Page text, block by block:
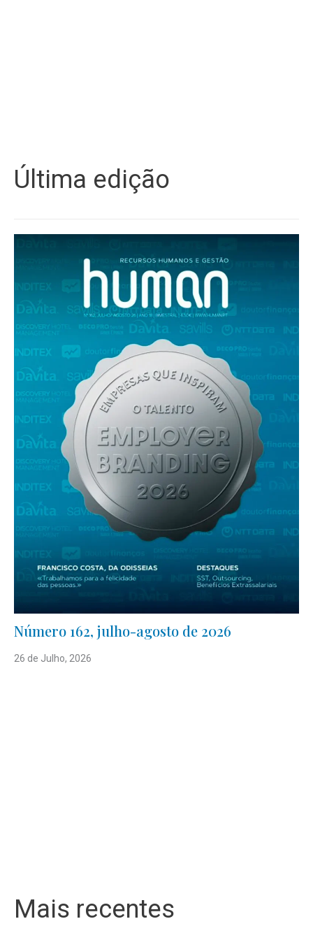
Última edição
Número 162, julho-agosto de 2026
26 de Julho, 2026
Mais recentes